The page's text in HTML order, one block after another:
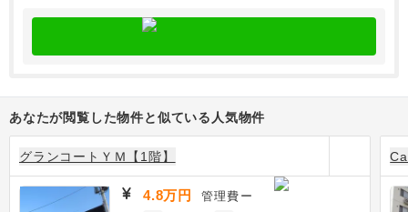
あなたが閲覧した物件と似ている人気物件
グランコートＹＭ【1階】
4.8万円 管理費 ー